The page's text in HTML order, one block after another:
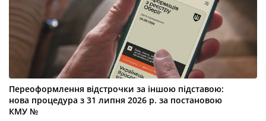
Переоформлення відстрочки за іншою підставою:
нова процедура з 31 липня 2026 р. за постановою
КМУ №